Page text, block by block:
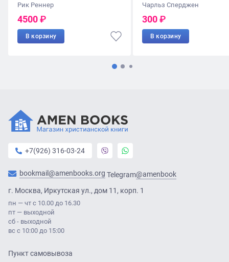
Рик Реннер
4500₽
В корзину
Чарльз Сперджен
300₽
В корзину
+7(926) 316-03-24
bookmail@amenbooks.org Telegram@amenbook
г. Москва, Иркутская ул., дом 11, корп. 1
пн — чт с 10.00 до 16.30
пт — выходной
сб - выходной
вс с 10:00 до 15:00
Пункт самовывоза